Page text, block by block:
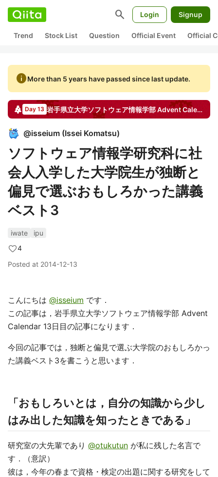
search Login Signup
Trend Stock List Question Official Event Official
infoMore than 5 years have passed since last update.
Day 13 岩手県立大学ソフトウェア情報学部Advent Calendar
@isseium (Issei Komatsu)
ソフトウェア情報学研究科に社
会人入学した大学院生が独断と
偏見で選ぶおもしろかった講義
ベスト3
iwate
ipu
4
Posted at 2014-12-13
こんにちは @isseium です．
この記事は，岩手県立大学ソフトウェア情報学部 Advent
Calendar 13日目の記事になります．
今回の記事では，独断と偏見で選ぶ大学院のおもしろかっ
た講義ベスト3を書こうと思います．
「おもしろいとは，自分の知識から少し
はみ出した知識を知ったときである」
研究室の大先輩であり @otukutun が私に残した名言で
す．（意訳）
彼は，今年の春まで資格・検定の出題に関する研究をして